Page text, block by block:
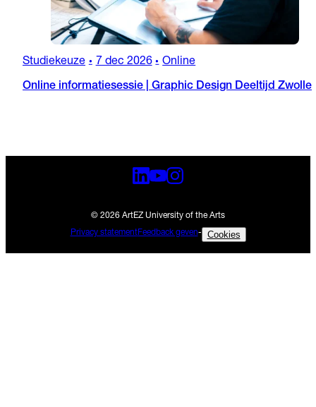
Studiekeuze • 7 dec 2026 • Online
Online informatiesessie | Graphic Design Deeltijd Zwolle
© 2026 ArtEZ University of the Arts
Privacy statementFeedback geven- Cookies